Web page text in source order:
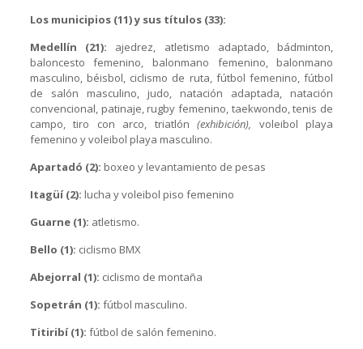
Los municipios (11) y sus títulos (33):
Medellín (21): ajedrez, atletismo adaptado, bádminton,
baloncesto femenino, balonmano femenino, balonmano
masculino, béisbol, ciclismo de ruta, fútbol femenino, fútbol
de salón masculino, judo, natación adaptada, natación
convencional, patinaje, rugby femenino, taekwondo, tenis de
campo, tiro con arco, triatlón(exhibición), voleibol playa
femenino y voleibol playa masculino.
Apartadó (2): boxeo y levantamiento de pesas
Itagüí (2): lucha y voleibol piso femenino
Guarne (1): atletismo.
Bello (1): ciclismo BMX
Abejorral (1): ciclismo de montaña
Sopetrán (1): fútbol masculino.
Titiribí (1): fútbol de salón femenino.